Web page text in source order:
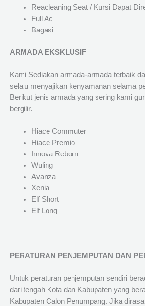
Reacleaning Seat / Kursi Dapat
Full Ac
Bagasi
ARMADA EKSKLUSIF
Kami Sediakan armada-armada terbaik
selalu menyajikan kenyamanan selama
Berikut jenis armada yang sering kami
bergilir.
Hiace Commuter
Hiace Premio
Innova Reborn
Wuling
Avanza
Xenia
Elf Short
Elf Long
PERATURAN PENJEMPUTAN DAN
Untuk peraturan penjemputan sendiri
dari tengah Kota dan Kabupaten yang
Kabupaten Calon Penumpang. Jika